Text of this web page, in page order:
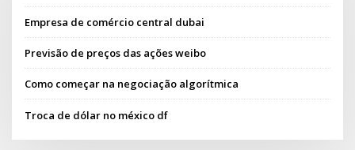
Empresa de comércio central dubai
Previsão de preços das ações weibo
Como começar na negociação algorítmica
Troca de dólar no méxico df